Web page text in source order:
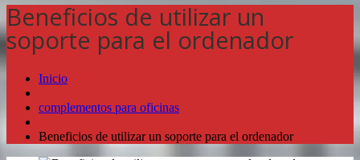
Beneficios de utilizar un
soporte para el ordenador
Inicio
complementos para oficinas
Beneficios de utilizar un soporte para el ordenador